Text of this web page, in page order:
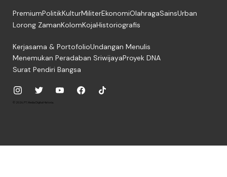
PremiumPolitikKulturMiliterEkonomiOlahragaSainsUrban
Lorong ZamanKolomKojaHistoriografis
Kerjasama & PortofolioUndangan Menulis
Menemukan Peradaban SriwijayaProyek DNA
Surat Pendiri Bangsa
© 2026, PT. Media Digital Historia.